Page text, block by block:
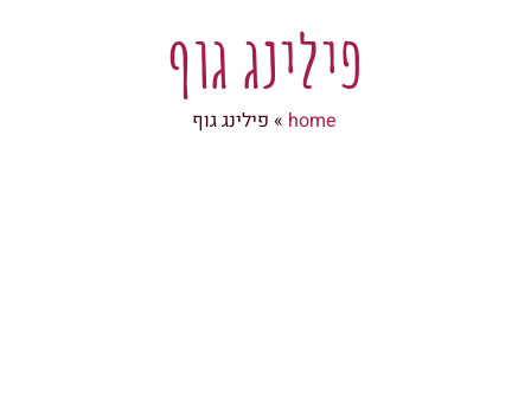
פילינג גוף
home
» פילינג גוף